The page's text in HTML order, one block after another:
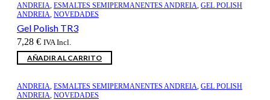
ANDREIA, ESMALTES SEMIPERMANENTES ANDREIA, GEL POLISH
ANDREIA, NOVEDADES
Gel Polish TR3
7,28 € IVA Incl.
AÑADIR AL CARRITO
ANDREIA, ESMALTES SEMIPERMANENTES ANDREIA, GEL POLISH
ANDREIA, NOVEDADES